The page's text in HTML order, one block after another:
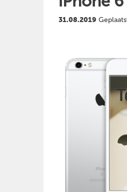
31.08.2019